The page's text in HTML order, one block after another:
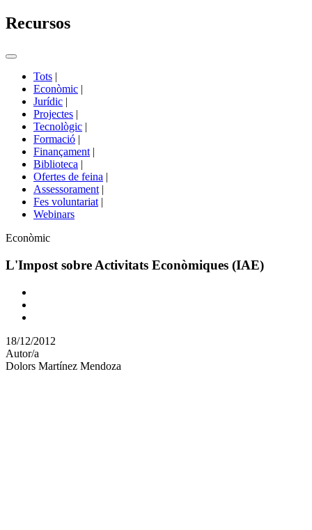
Recursos
Commutador
portals
Tots |
Econòmic |
Jurídic |
Projectes |
Tecnològic |
Formació |
Finançament |
Biblioteca |
Ofertes de feina |
Assessorament |
Fes voluntariat |
Webinars
Àmbit
Econòmic
L'Impost sobre Activitats Econòmiques (IAE)
Comparteix
altres
xarxes
socials
18/12/2012
Autor/a
Dolors Martínez Mendoza